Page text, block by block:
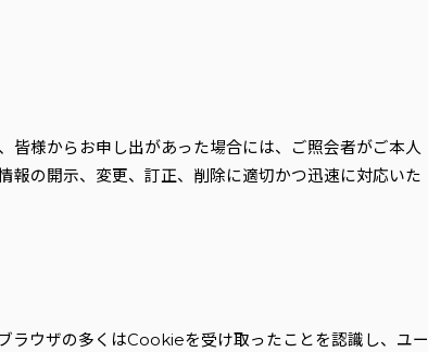
皆様からお申し出があった場合には、ご照会者がご本人
報の開示、変更、訂正、削除に適切かつ迅速に対応いた
ウザの多くはCookieを受け取ったことを認識し、ユー